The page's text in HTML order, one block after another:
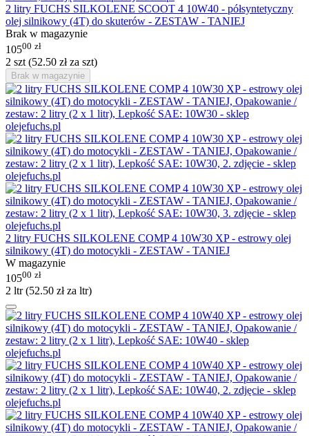
2 litry FUCHS SILKOLENE SCOOT 4 10W40 - półsyntetyczny
olej silnikowy (4T) do skuterów - ZESTAW - TANIEJ
Brak w magazynie
10500 zł
2 szt (52.50 złza szt)
Brak w magazynie
2 litry FUCHS SILKOLENE COMP 4 10W30 XP - estrowy olej
silnikowy (4T) do motocykli - ZESTAW - TANIEJ
W magazynie
10500 zł
2 ltr (52.50 złza ltr)